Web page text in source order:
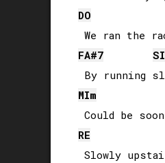
DO
FA#7 SI
MIm
RE